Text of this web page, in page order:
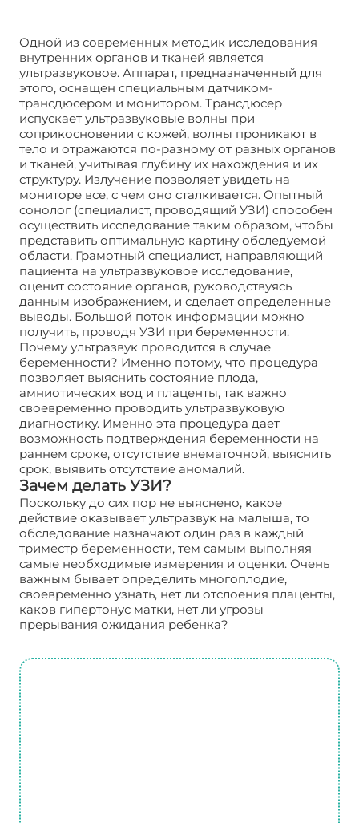
Одной из современных методик исследования
внутренних органов и тканей является
ультразвуковое. Аппарат, предназначенный для
этого, оснащен специальным датчиком-
трансдюсером и монитором. Трансдюсер
испускает ультразвуковые волны при
соприкосновении с кожей, волны проникают в
тело и отражаются по-разному от разных органов
и тканей, учитывая глубину их нахождения и их
структуру. Излучение позволяет увидеть на
мониторе все, с чем оно сталкивается. Опытный
сонолог (специалист, проводящий УЗИ) способен
осуществить исследование таким образом, чтобы
представить оптимальную картину обследуемой
области. Грамотный специалист, направляющий
пациента на ультразвуковое исследование,
оценит состояние органов, руководствуясь
данным изображением, и сделает определенные
выводы. Большой поток информации можно
получить, проводя УЗИ при беременности.
Почему ультразвук проводится в случае
беременности? Именно потому, что процедура
позволяет выяснить состояние плода,
амниотических вод и плаценты, так важно
своевременно проводить ультразвуковую
диагностику. Именно эта процедура дает
возможность подтверждения беременности на
раннем сроке, отсутствие внематочной, выяснить
срок, выявить отсутствие аномалий.
Зачем делать УЗИ?
Поскольку до сих пор не выяснено, какое
действие оказывает ультразвук на малыша, то
обследование назначают один раз в каждый
триместр беременности, тем самым выполняя
самые необходимые измерения и оценки. Очень
важным бывает определить многоплодие,
своевременно узнать, нет ли отслоения плаценты,
каков гипертонус матки, нет ли угрозы
прерывания ожидания ребенка?